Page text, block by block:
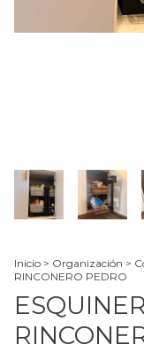
Inicio > Organización >
RINCONERO PEDRO